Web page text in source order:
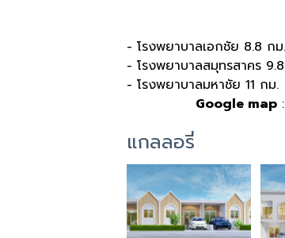
- โรงพยาบาลเอกชัย 8.8 กม.
- โรงพยาบาลสมุทรสาคร
- โรงพยาบาลมหาชัย 11 กม.
Google map
แกลลอรี่